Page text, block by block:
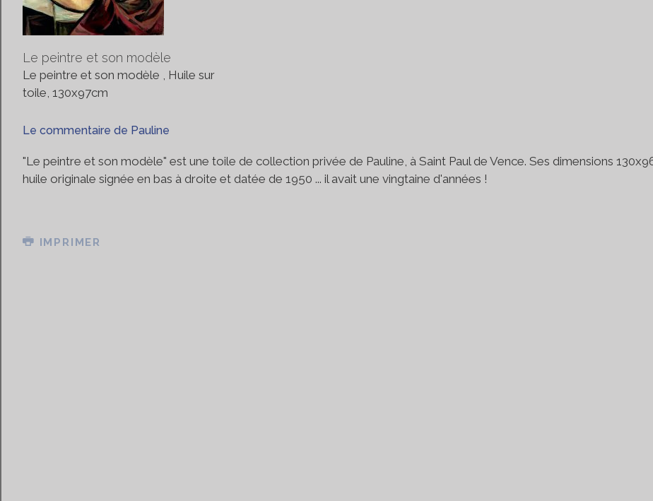
Le peintre et son modèle
Le peintre et son modèle , Huile sur
toile, 130x97cm
Le commentaire de Pauline
"Le peintre et son modèle" est une toile de collection privée de Pauline, à Saint Paul de Vence. Ses dimensions
huile originale signée en bas à droite et datée de 1950 ... il avait une vingtaine d'années !
IMPRIMER